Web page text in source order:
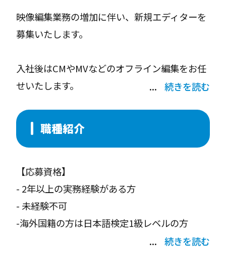
映像編集業務の増加に伴い、新規エディターを
募集いたします。
入社後はCMやMVなどのオフライン編集をお任
せいたします。
今、映像編集は誰でもできる時代です。だから
こそ、編集ができるだけではなく、編集が好き
成長できる方を募集いたします。
当社のミッションは「ものづくりの輪で、リゾ
ートをつくる」。
あなたには、ものづくりの輪の中核を担ってい
続きを読む
職種紹介
【応募資格】
- 2年以上の実務経験がある方
- 未経験不可
-海外国籍の方は日本語検定1級レベルの方
続きを読む